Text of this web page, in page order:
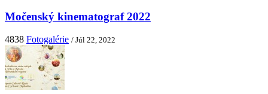
Močenský kinematograf 2022
4838 Fotogalérie / Júl 22, 2022